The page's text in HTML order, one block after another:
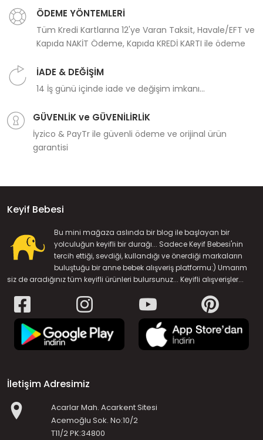
ÖDEME YÖNTEMLERİ
Tüm Kredi Kartlarına 12'ye Varan Taksit, Havale/EFT ve
Kapıda NAKİT Ödeme, Kapıda KREDİ KARTI ile ödeme
İADE & DEĞİŞİM
14 İş günü içinde iade ve değişim imkanı...
GÜVENLİK ve GÜVENİLİRLİK
İyzico & PayTr ile güvenli ödeme ve orijinal ürün
garantisi
Keyif Bebesi
Bu mini mağaza aslında bir blog ile başlayan bir
yolculuğun keyifli bir durağı... Sadece Keyif Bebesi'nin
tercih ettiği, sevdiği, kullandığı ve önerdiği markaların
buluştuğu bir anne bebek alışveriş platformu:) Umarım
siz de aradığınız tüm keyifli ürünleri bulursunuz... Keyifli alışverişler...
İletişim Adresimiz
Acarlar Mah. Acarkent Sitesi
Acemoğlu Sok. No:10/2
T11/2 PK:34800